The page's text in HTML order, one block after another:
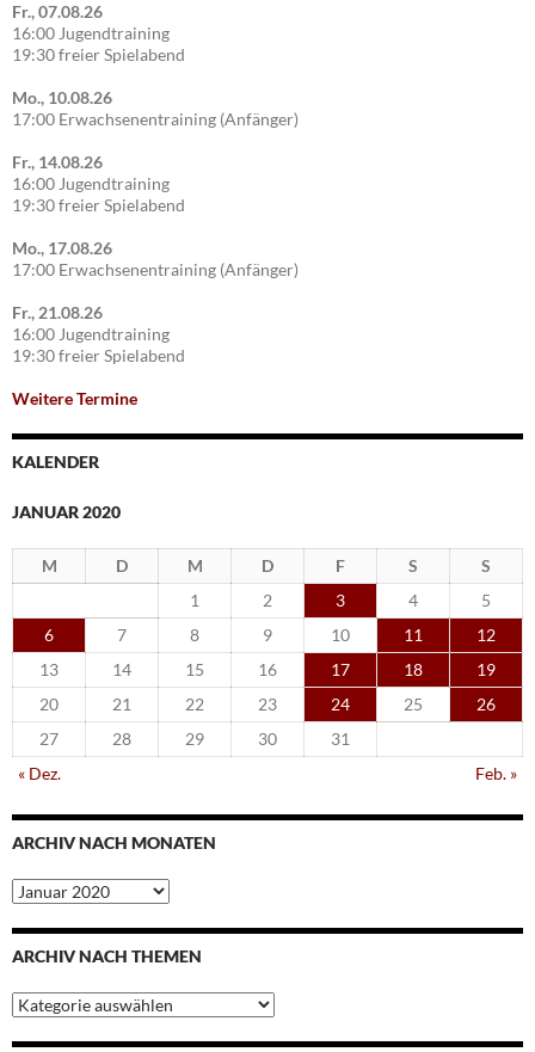
Fr., 07.08.26
16:00 Jugendtraining
19:30 freier Spielabend
Mo., 10.08.26
17:00 Erwachsenentraining (Anfänger)
Fr., 14.08.26
16:00 Jugendtraining
19:30 freier Spielabend
Mo., 17.08.26
17:00 Erwachsenentraining (Anfänger)
Fr., 21.08.26
16:00 Jugendtraining
19:30 freier Spielabend
Weitere Termine
KALENDER
JANUAR 2020
M D M D F S
S
1
2 3 4
5
6
7 8 9 10 11
12
13
14 15 16 17 18
19
20
21 22 23 24 25
26
27
28 29 30
31
« Dez.
Feb. »
ARCHIV NACH MONATEN
Archiv
nach
Monaten
ARCHIV NACH THEMEN
Archiv
nach
Themen